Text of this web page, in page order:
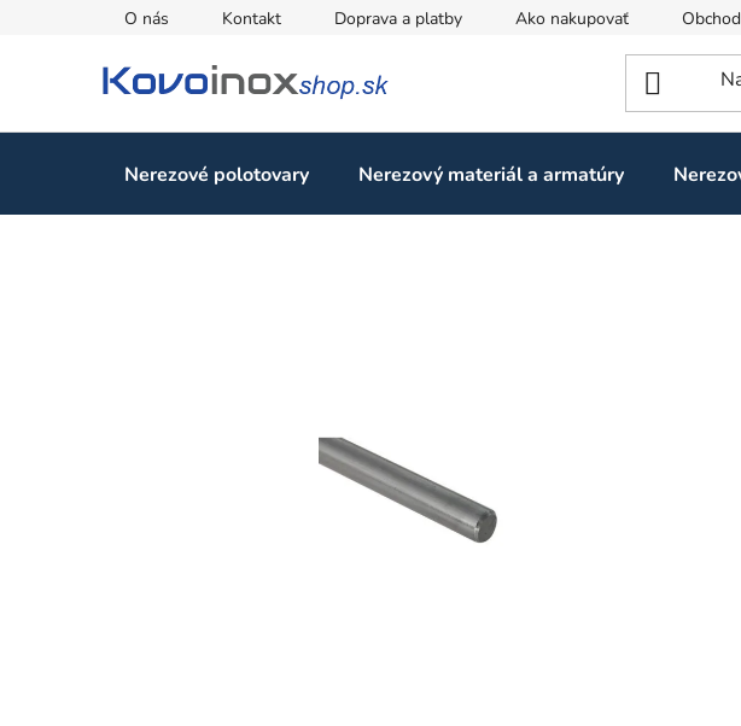
O nás Kontakt Doprava a platby Ako nakupovať
Nerezové polotovary Nerezový materiál a armatúry